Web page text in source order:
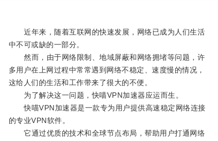
近年来，随着互联网的快速发展，网络已成为人们生活
中不可或缺的一部分。
然而，由于网络限制、地域屏蔽和网络拥堵等问题，许
多用户在上网过程中常常遇到网络不稳定、速度慢的情况，
这给人们的生活和工作带来了很大的不便。
为了解决这一问题，快喵VPN加速器应运而生。
快喵VPN加速器是一款专为用户提供高速稳定网络连接
的专业VPN软件。
它通过优质的技术和全球节点布局，帮助用户打通网络